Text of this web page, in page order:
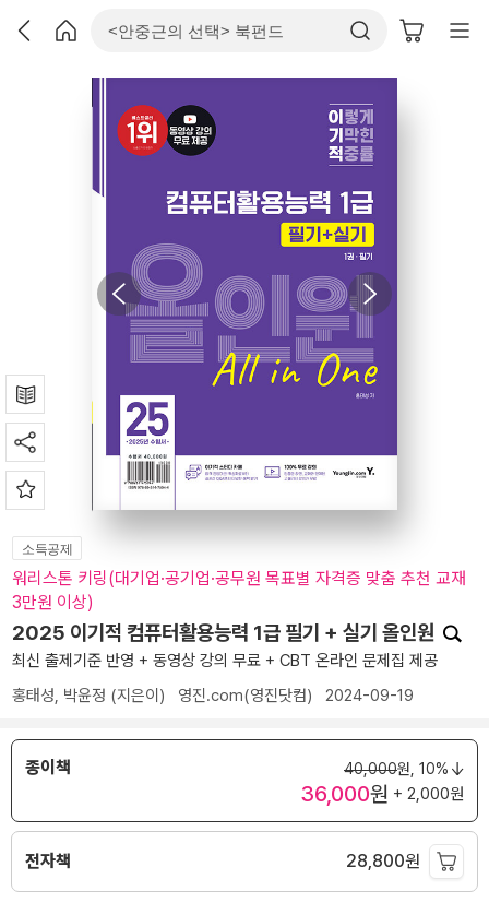
소득공제
워리스톤 키링(대기업·공기업·공무원 목표별 자격증 맞춤 추천 교재
3만원 이상)
2025 이기적 컴퓨터활용능력 1급 필기 + 실기 올인원
최신 출제기준 반영 + 동영상 강의 무료 + CBT 온라인 문제집 제공
홍태성, 박윤정 (지은이) 영진.com(영진닷컴) 2024-09-19
종이책 40,000원, 10%
36,000원 + 2,000원
전자책 28,800원